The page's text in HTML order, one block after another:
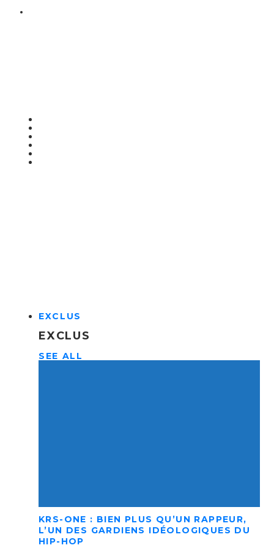
EXCLUS
EXCLUS
SEE ALL
KRS-ONE : BIEN PLUS QU’UN RAPPEUR,
L’UN DES GARDIENS IDÉOLOGIQUES DU
HIP-HOP